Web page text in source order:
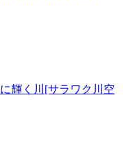
に輝く川[サラワク川空